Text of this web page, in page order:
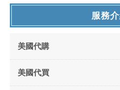
服務
美國代購
美國代買